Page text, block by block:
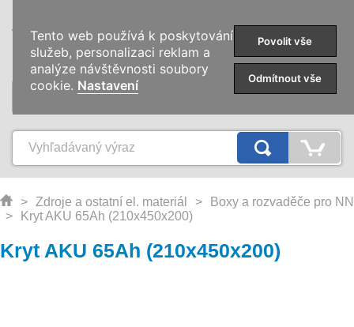
KATEGÓRIE
> Zdroje a ostatní el. materiál >
Boxy a rozvaděče pro NN
>
Kryt AKU 65Ah (210x450x200)
Kryt AKU 65Ah (210x450x200)
Tento web používá k poskytování
služeb, personalizaci reklam a
analýze návštěvnosti soubory
cookie. Nastavení
Povolit vše
Odmítnout vše